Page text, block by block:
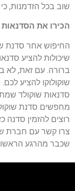
שוב בכל הזדמנות,
הכירו את
החיפוש אחר סדנת
שיכולות להציע
ברורה. עם זאת, לא
שוקולוקו להציע
סדנאות שוקולד
מחפשים סדנת
רוצים להזמין סדנה
שכבר מהרגע